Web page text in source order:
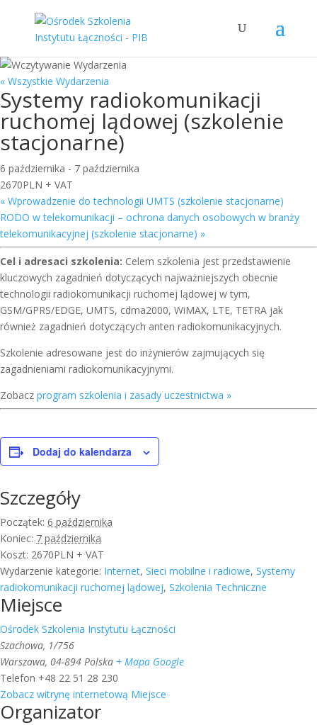
« Wszystkie Wydarzenia
Systemy radiokomunikacji
ruchomej lądowej (szkolenie
stacjonarne)
6 października - 7 października
2670PLN + VAT
« Wprowadzenie do technologii UMTS (szkolenie stacjonarne)
RODO w telekomunikacji – ochrona danych osobowych w branży
telekomunikacyjnej (szkolenie stacjonarne) »
Cel i adresaci szkolenia: Celem szkolenia jest przedstawienie
kluczowych zagadnień dotyczących najważniejszych obecnie
technologii radiokomunikacji ruchomej lądowej w tym,
GSM/GPRS/EDGE, UMTS, cdma2000, WiMAX, LTE, TETRA jak
również zagadnień dotyczących anten radiokomunikacyjnych.
Szkolenie adresowane jest do inżynierów zajmujących się
zagadnieniami radiokomunikacyjnymi.
Zobacz program szkolenia i zasady uczestnictwa »
Dodaj do kalendarza
Szczegóły
Początek: 6 października
Koniec: 7 października
Koszt: 2670PLN + VAT
Wydarzenie kategorie: Internet, Sieci mobilne i radiowe, Systemy
radiokomunikacji ruchomej lądowej, Szkolenia Techniczne
Miejsce
Ośrodek Szkolenia Instytutu Łączności
Szachowa, 1/756
Warszawa, 04-894 Polska + Mapa Google
Telefon +48 22 51 28 230
Zobacz witrynę internetową Miejsce
Organizator